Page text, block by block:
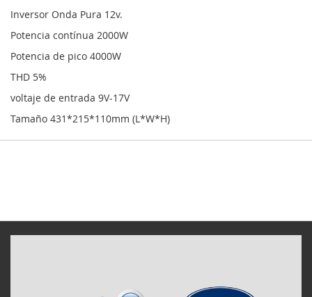
Inversor Onda Pura 12v.
Potencia contínua 2000W
Potencia de pico 4000W
THD 5%
voltaje de entrada 9V-17V
Tamaño 431*215*110mm (L*W*H)